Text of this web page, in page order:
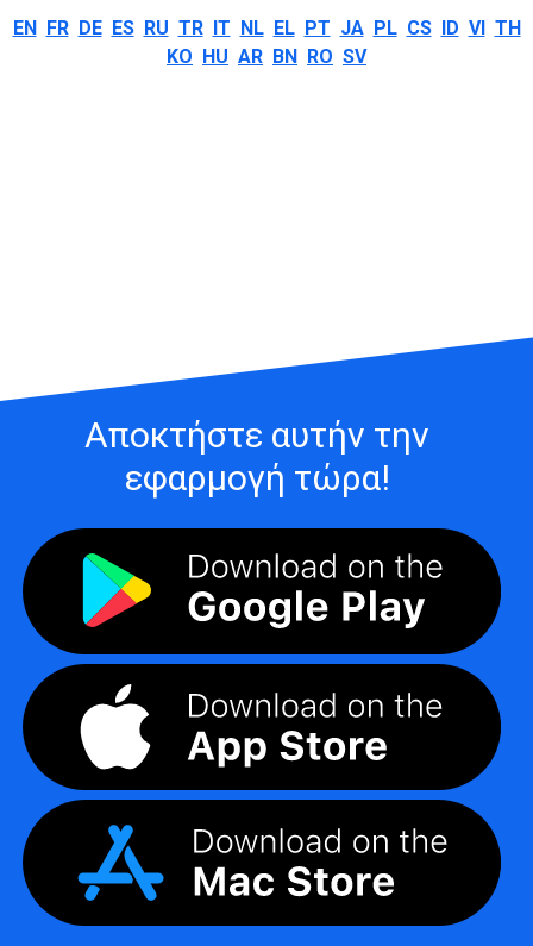
EN FR DE ES RU TR IT NL EL PT JA PL CS ID VI TH
KO HU AR BN RO SV
Αποκτήστε αυτήν την
εφαρμογή τώρα!